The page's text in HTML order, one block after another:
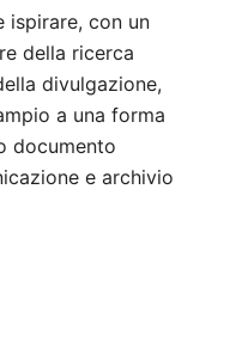
ispirare, con un
della ricerca
divulgazione,
a una forma
documento
e archivio